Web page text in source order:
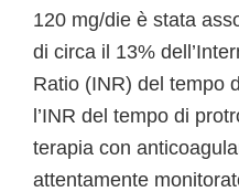
120 mg/die è stata
di circa il 13%
Ratio (INR) del tempo
l’INR del tempo di
terapia con
attentamente